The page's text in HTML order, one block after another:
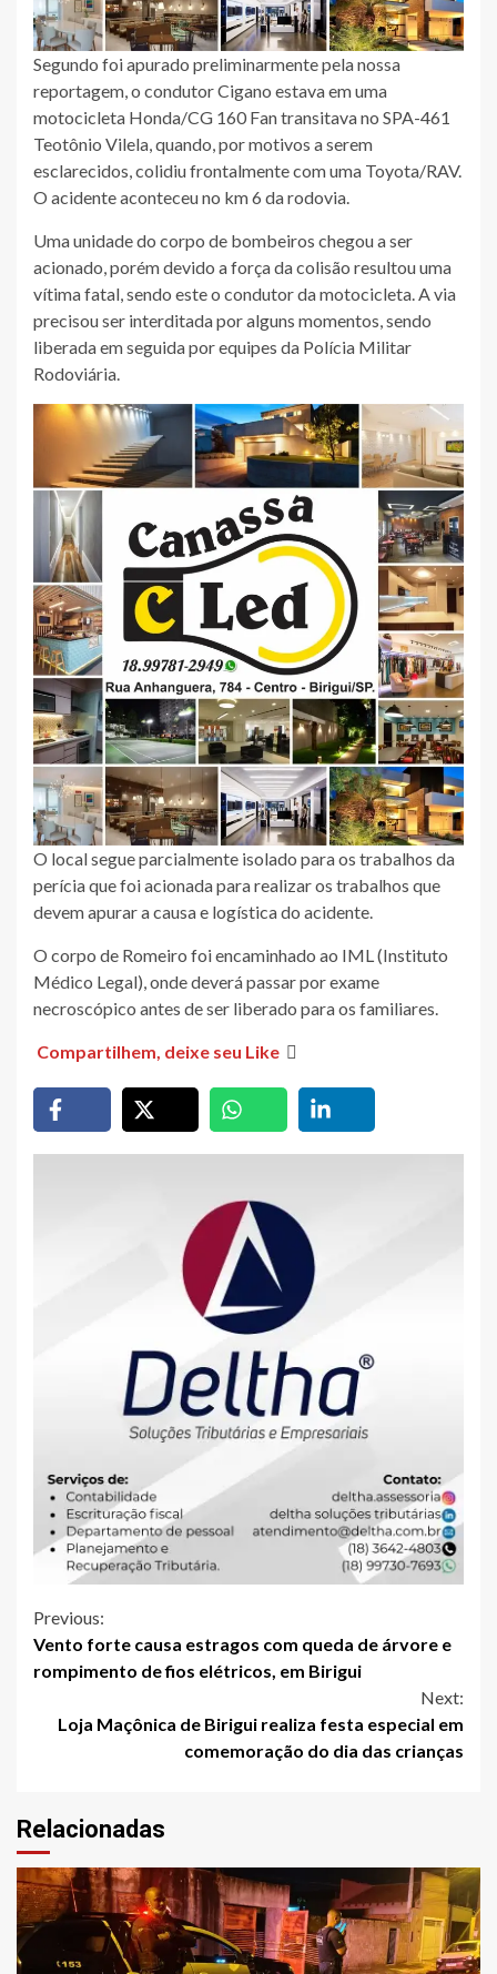
Segundo foi apurado preliminarmente pela nossa
reportagem, o condutor Cigano estava em uma
motocicleta Honda/CG 160 Fan transitava no SPA-461
Teotônio Vilela, quando, por motivos a serem
esclarecidos, colidiu frontalmente com uma Toyota/RAV.
O acidente aconteceu no km 6 da rodovia.
Uma unidade do corpo de bombeiros chegou a ser
acionado, porém devido a força da colisão resultou uma
vítima fatal, sendo este o condutor da motocicleta. A via
precisou ser interditada por alguns momentos, sendo
liberada em seguida por equipes da Polícia Militar
Rodoviária.
O local segue parcialmente isolado para os trabalhos da
perícia que foi acionada para realizar os trabalhos que
devem apurar a causa e logística do acidente.
O corpo de Romeiro foi encaminhado ao IML (Instituto
Médico Legal), onde deverá passar por exame
necroscópico antes de ser liberado para os familiares.
Compartilhem, deixe seu Like 
Continue
Reading
Previous:
Vento forte causa estragos com queda de árvore e
rompimento de fios elétricos, em Birigui
Next:
Loja Maçônica de Birigui realiza festa especial em
comemoração do dia das crianças
Relacionadas